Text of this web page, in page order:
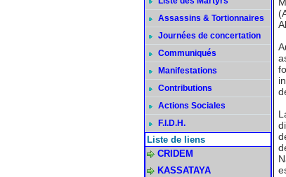
Assassins & Tortionnaires
Journées de concertation
Communiqués
Manifestations
Contributions
Actions Sociales
F.I.D.H.
Liste de liens
CRIDEM
KASSATAYA